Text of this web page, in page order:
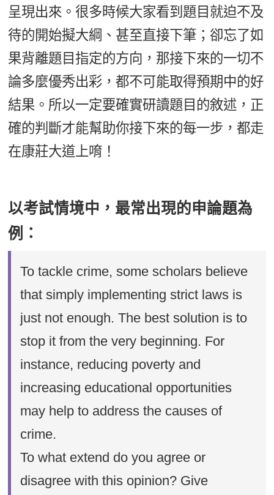
呈現出來。很多時候大家看到題目就迫不及
待的開始擬大綱、甚至直接下筆；卻忘了如
果背離題目指定的方向，那接下來的一切不
論多麼優秀出彩，都不可能取得預期中的好
結果。所以一定要確實研讀題目的敘述，正
確的判斷才能幫助你接下來的每一步，都走
在康莊大道上唷！
以考試情境中，最常出現的申論題為
例：
To tackle crime, some scholars believe
that simply implementing strict laws is
just not enough. The best solution is to
stop it from the very beginning. For
instance, reducing poverty and
increasing educational opportunities
may help to address the causes of
crime.
To what extend do you agree or
disagree with this opinion? Give